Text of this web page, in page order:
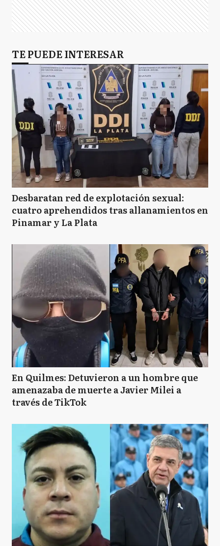
TE PUEDE INTERESAR
Desbaratan red de explotación sexual:
cuatro aprehendidos tras allanamientos en
Pinamar y La Plata
En Quilmes: Detuvieron a un hombre que
amenazaba de muerte a Javier Milei a
través de TikTok